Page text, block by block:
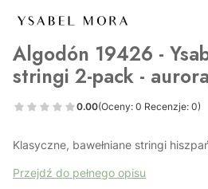
Algodón 19426 -
stringi 2-pack -
0.00(Oceny: 0 Recenzje: 0)
Klasyczne, bawełniane stringi
Przejdź do pełnego opisu